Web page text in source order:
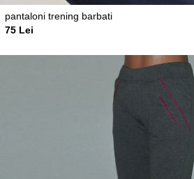
pantaloni trening barbati
75 Lei